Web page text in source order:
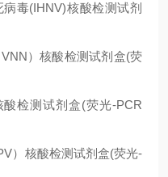
毒(IHNV)核酸检测试剂
）核酸检测试剂盒(荧
酸检测试剂盒(荧光-PCR
）核酸检测试剂盒(荧光-